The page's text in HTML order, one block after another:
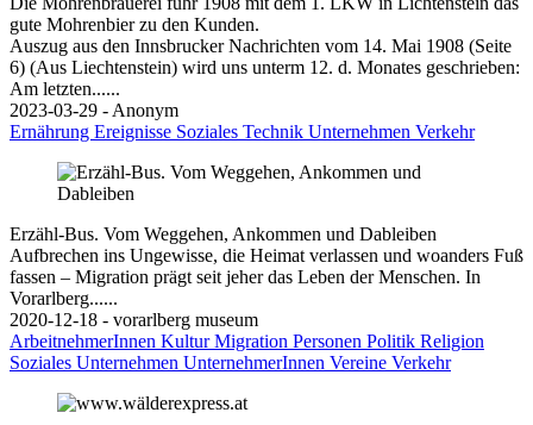
gute Mohrenbier zu den Kunden.
Auszug aus den Innsbrucker Nachrichten vom 14. Mai 1908 (Seite
6) (Aus Liechtenstein) wird uns unterm 12. d. Monates geschrieben:
Am letzten......
2023-03-29 - Anonym
Ernährung Ereignisse Soziales Technik Unternehmen Verkehr
Erzähl-Bus. Vom Weggehen, Ankommen und Dableiben
Aufbrechen ins Ungewisse, die Heimat verlassen und woanders Fuß
fassen – Migration prägt seit jeher das Leben der Menschen. In
Vorarlberg......
2020-12-18 - vorarlberg museum
ArbeitnehmerInnen KulturMigration Personen Politik Religion
Soziales Unternehmen UnternehmerInnen Vereine Verkehr